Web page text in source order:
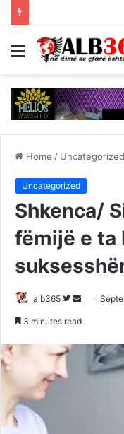
Menu
Home / Uncategorized
Uncategorized
Shkenca/
fëmijë e ta
alb365
Follow
Send
3 minutes read